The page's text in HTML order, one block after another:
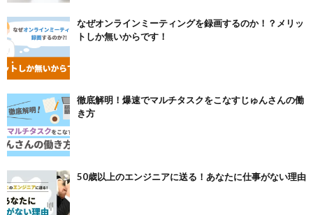
なぜオンラインミーティングを録画するのか！？メリッ
トしか無いからです！
徹底解明！爆速でマルチタスクをこなすじゅんさんの働
き方
50歳以上のエンジニアに送る！あなたに仕事がない理由